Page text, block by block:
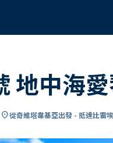
地中海
location_on從奇維塔韋基亞出發 - 抵達比雷